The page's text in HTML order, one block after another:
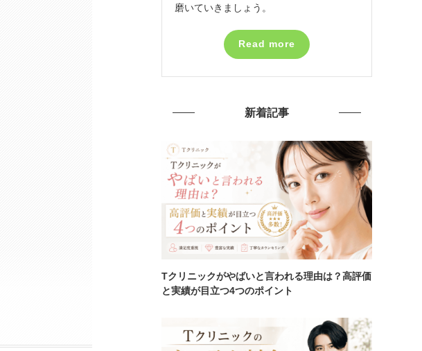
磨いていきましょう。
Read more
新着記事
Tクリニックがやばいと言われる理由は？高評価
と実績が目立つ4つのポイント